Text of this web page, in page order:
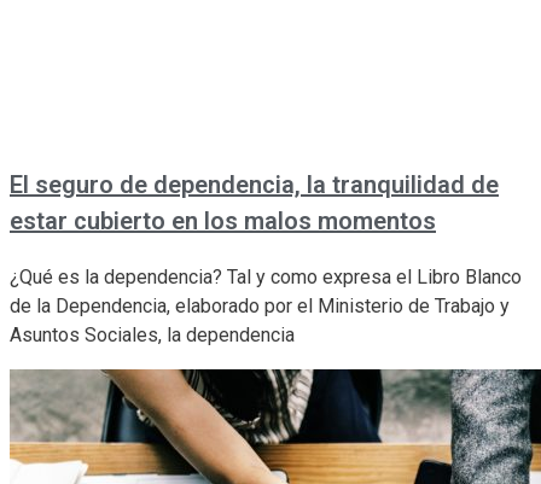
El seguro de dependencia, la tranquilidad de
estar cubierto en los malos momentos
¿Qué es la dependencia? Tal y como expresa el Libro Blanco
de la Dependencia, elaborado por el Ministerio de Trabajo y
Asuntos Sociales, la dependencia